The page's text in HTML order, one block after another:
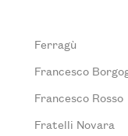
Ferragù
Francesco
Francesco Rosso
Fratelli Novara